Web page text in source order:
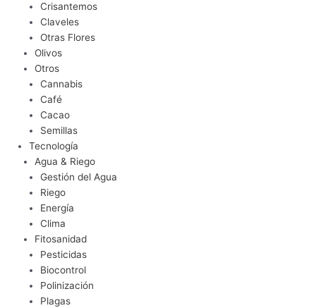
Crisantemos
Claveles
Otras Flores
Olivos
Otros
Cannabis
Café
Cacao
Semillas
Tecnología
Agua & Riego
Gestión del Agua
Riego
Energía
Clima
Fitosanidad
Pesticidas
Biocontrol
Polinización
Plagas